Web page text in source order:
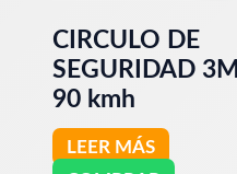
CIRCULO DE
SEGURIDAD 3M
90 kmh
LEER MÁS